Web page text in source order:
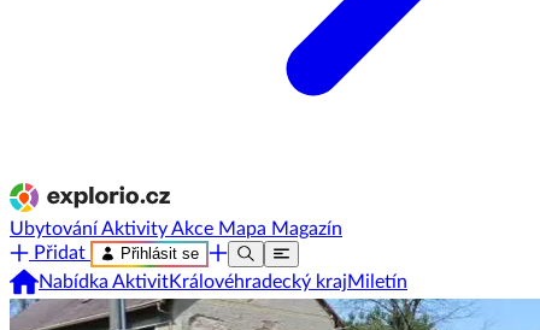
UbytováníAktivityAkce Mapa Magazín
Přidat
Přihlásit se
Nabídka AktivitKrálovéhradecký krajMiletín